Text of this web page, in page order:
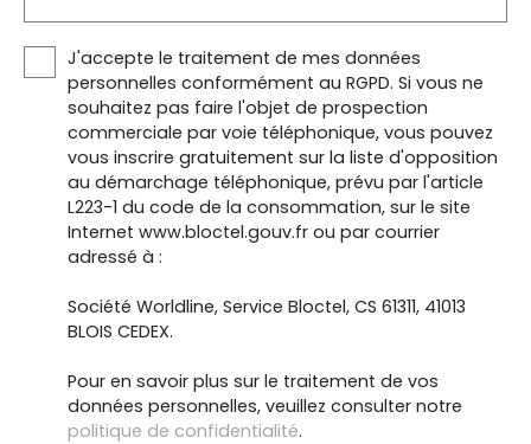
J'accepte le traitement de mes données
personnelles conformément au RGPD. Si vous ne
souhaitez pas faire l'objet de prospection
commerciale par voie téléphonique, vous pouvez
vous inscrire gratuitement sur la liste d'opposition
au démarchage téléphonique, prévu par l'article
L223-1 du code de la consommation, sur le site
Internet www.bloctel.gouv.fr ou par courrier
adressé à :
Société Worldline, Service Bloctel, CS 61311, 41013
BLOIS CEDEX.
Pour en savoir plus sur le traitement de vos
données personnelles, veuillez consulter notre
politique de confidentialité.